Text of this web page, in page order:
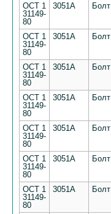
ОСТ 1
31149-
80
3051А Болт
ОСТ 1
31149-
80
3051А Болт
ОСТ 1
31149-
80
3051А Болт
ОСТ 1
31149-
80
3051А Болт
ОСТ 1
31149-
80
3051А Болт
ОСТ 1
31149-
80
3051А Болт
ОСТ 1
31149-
80
3051А Болт